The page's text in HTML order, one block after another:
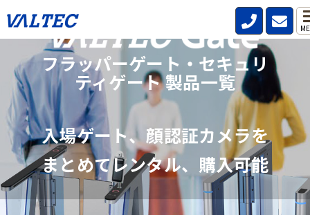
フラッパーゲート・セキュリ
ティゲート 製品一覧
入場ゲート、顔認証カメラを
まとめてレンタル、購入可能